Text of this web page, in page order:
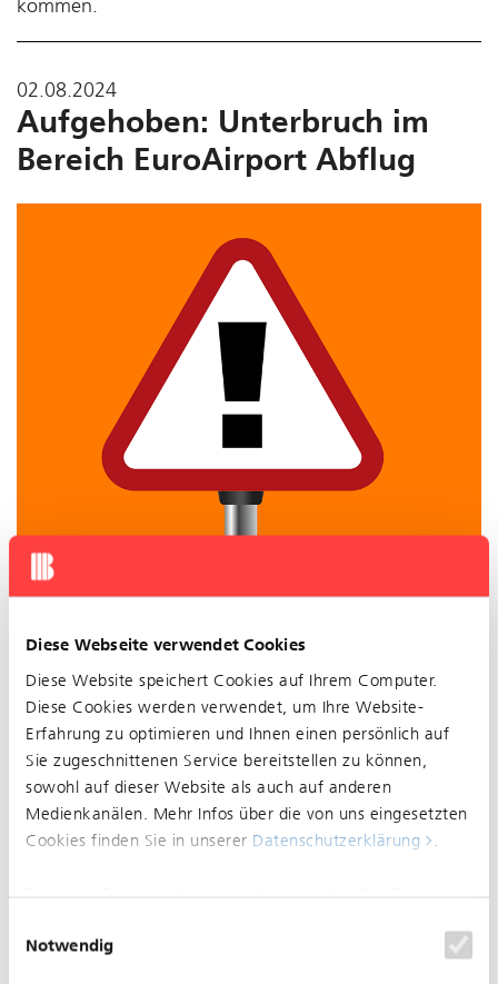
Diese Webseite verwendet Cookies
Diese Website speichert Cookies auf Ihrem Computer.
Diese Cookies werden verwendet, um Ihre Website-
Erfahrung zu optimieren und Ihnen einen persönlich auf
Sie zugeschnittenen Service bereitstellen zu können,
sowohl auf dieser Website als auch auf anderen
Medienkanälen. Mehr Infos über die von uns eingesetzten
Cookies finden Sie in unserer Datenschutzerklärung
optimal zu entsprechen, wird nur ein einzelnes Cookie
Notwendig
kommen.
02.08.2024
Aufgehoben: Unterbruch im
Bereich EuroAirport Abflug
Aufgehoben: Unterbruch im Bereich EuroAirport
Es kann noch zu Folgeverspätungen oder Ausfällen
kommen.
31.07.2024
Aufgehoben: Unterbruch im